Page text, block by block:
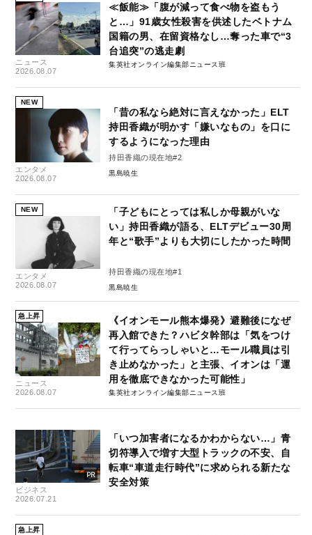
ニュース
2026.08.07
≪飯能≫「腹が減って食べ物を盗もう
と…」91歳女性殺害を供述したベトナム
国籍の男、在留資格なし…奪った車で“3
台追突”の逃走劇
集英社オンライン編集部ニュース班
NEW
エンタメ
2026.08.07
「昔の私なら絶対に言えなかった」ELT
持田香織が明かす「嫌いなもの」を口に
するようになった理由
持田香織の現在地#2
黒島暁生
NEW
エンタメ
2026.08.07
「子どもにとっては私しか母親がいな
い」持田香織が語る、ELTデビュー30周
年と“歌手”よりも大切にしたかった時間
持田香織の現在地#1
黒島暁生
急上昇
ニュース
2026.08.07
《イオンモール熊本爆発》避難後になぜ
再入館できた？ハビタ幹部は「気をつけ
て行ってらっしゃいと…モール職員は引
き止めなかった」と主張、イオンは「運
用を徹底できなかった可能性」
集英社オンライン編集部ニュース班
ビジネス
2026.07.21
「いつ加害者になるかわからない…」青
切符導入で増す大型トラックの不安、自
転車“車道走行時代”に求められる新たな
安全対策
急上昇